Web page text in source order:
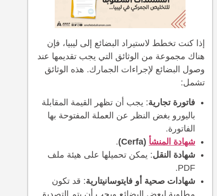
إذا كنت تخطط لاستيراد البضائع إلى ليبيا، فإن
هناك مجموعة من الوثائق التي يجب تقديمها عند
وصول البضائع لإجراءات الجمارك. هذه الوثائق
تشمل:
فاتورة تجارية: يجب أن تظهر القيمة المقابلة
باليورو بغض النظر عن العملة المفتوحة بها
الفاتورة.
شهادة المنشأ (Cerfa)
.
شهادة النقل: يمكن تحميلها على هيئة ملف
PDF.
شهادات صحية أو فايتوسانيتارية: قد تكون